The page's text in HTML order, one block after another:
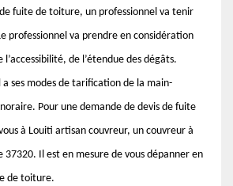
fuite de toiture, un professionnel va tenir
professionnel va prendre en considération
de l’étendue des dégâts.
a ses modes de tarification de la main-
Pour une demande de devis de fuite
à Louiti artisan couvreur, un couvreur à
37320. Il est en mesure de vous dépanner en
de toiture.